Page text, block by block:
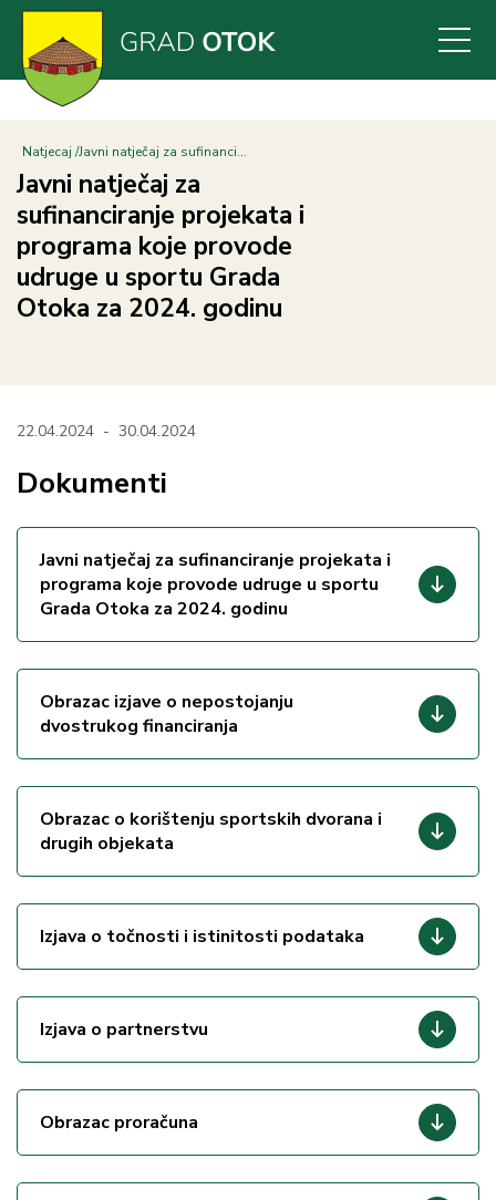
Skoči
glavni
sadržaj
Natjecaj Javni natječaj za sufinanci...
Javni natječaj za
sufinanciranje projekata i
programa koje provode
udruge u sportu Grada
Otoka za 2024. godinu
22.04.2024 - 30.04.2024
Dokumenti
Javni natječaj za sufinanciranje projekata i
programa koje provode udruge u sportu
Grada Otoka za 2024. godinu
Obrazac izjave o nepostojanju
dvostrukog financiranja
Obrazac o korištenju sportskih dvorana i
drugih objekata
Izjava o točnosti i istinitosti podataka
Izjava o partnerstvu
Obrazac proračuna